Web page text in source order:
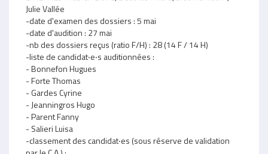
Julie Vallée
-date d'examen des dossiers : 5 mai
-date d'audition : 27 mai
-nb des dossiers reçus (ratio F/H) : 28 (14 F / 14 H)
-liste de candidat‧e‧s auditionnées :
- Bonnefon Hugues
- Forte Thomas
- Gardes Cyrine
- Jeanningros Hugo
- Parent Fanny
- Salieri Luisa
-classement des candidat‧es (sous réserve de validation